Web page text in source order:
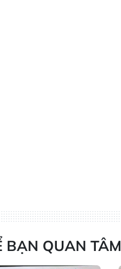
BẠN QUAN TÂM